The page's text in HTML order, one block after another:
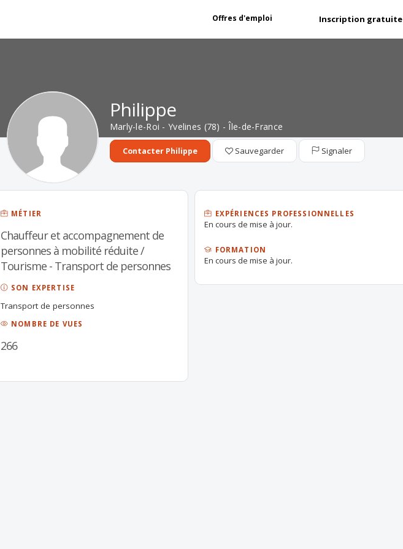
Offres d'emploi Inscription gratuite
Philippe
Marly-le-Roi - Yvelines (78) - Île-de-France
Contacter Philippe Sauvegarder Signaler
MÉTIER
Chauffeur et accompagnement de
personnes à mobilité réduite /
Tourisme - Transport de personnes
SON EXPERTISE
Transport de personnes
NOMBRE DE VUES
266
EXPÉRIENCES PROFESSIONNELLES
En cours de mise à jour.
FORMATION
En cours de mise à jour.